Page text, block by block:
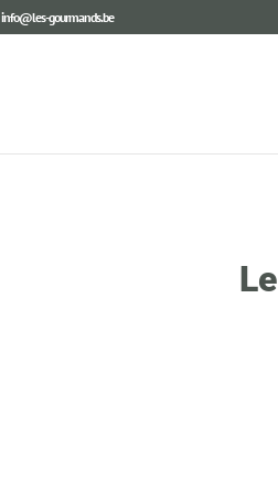
info@les-gourmands.be